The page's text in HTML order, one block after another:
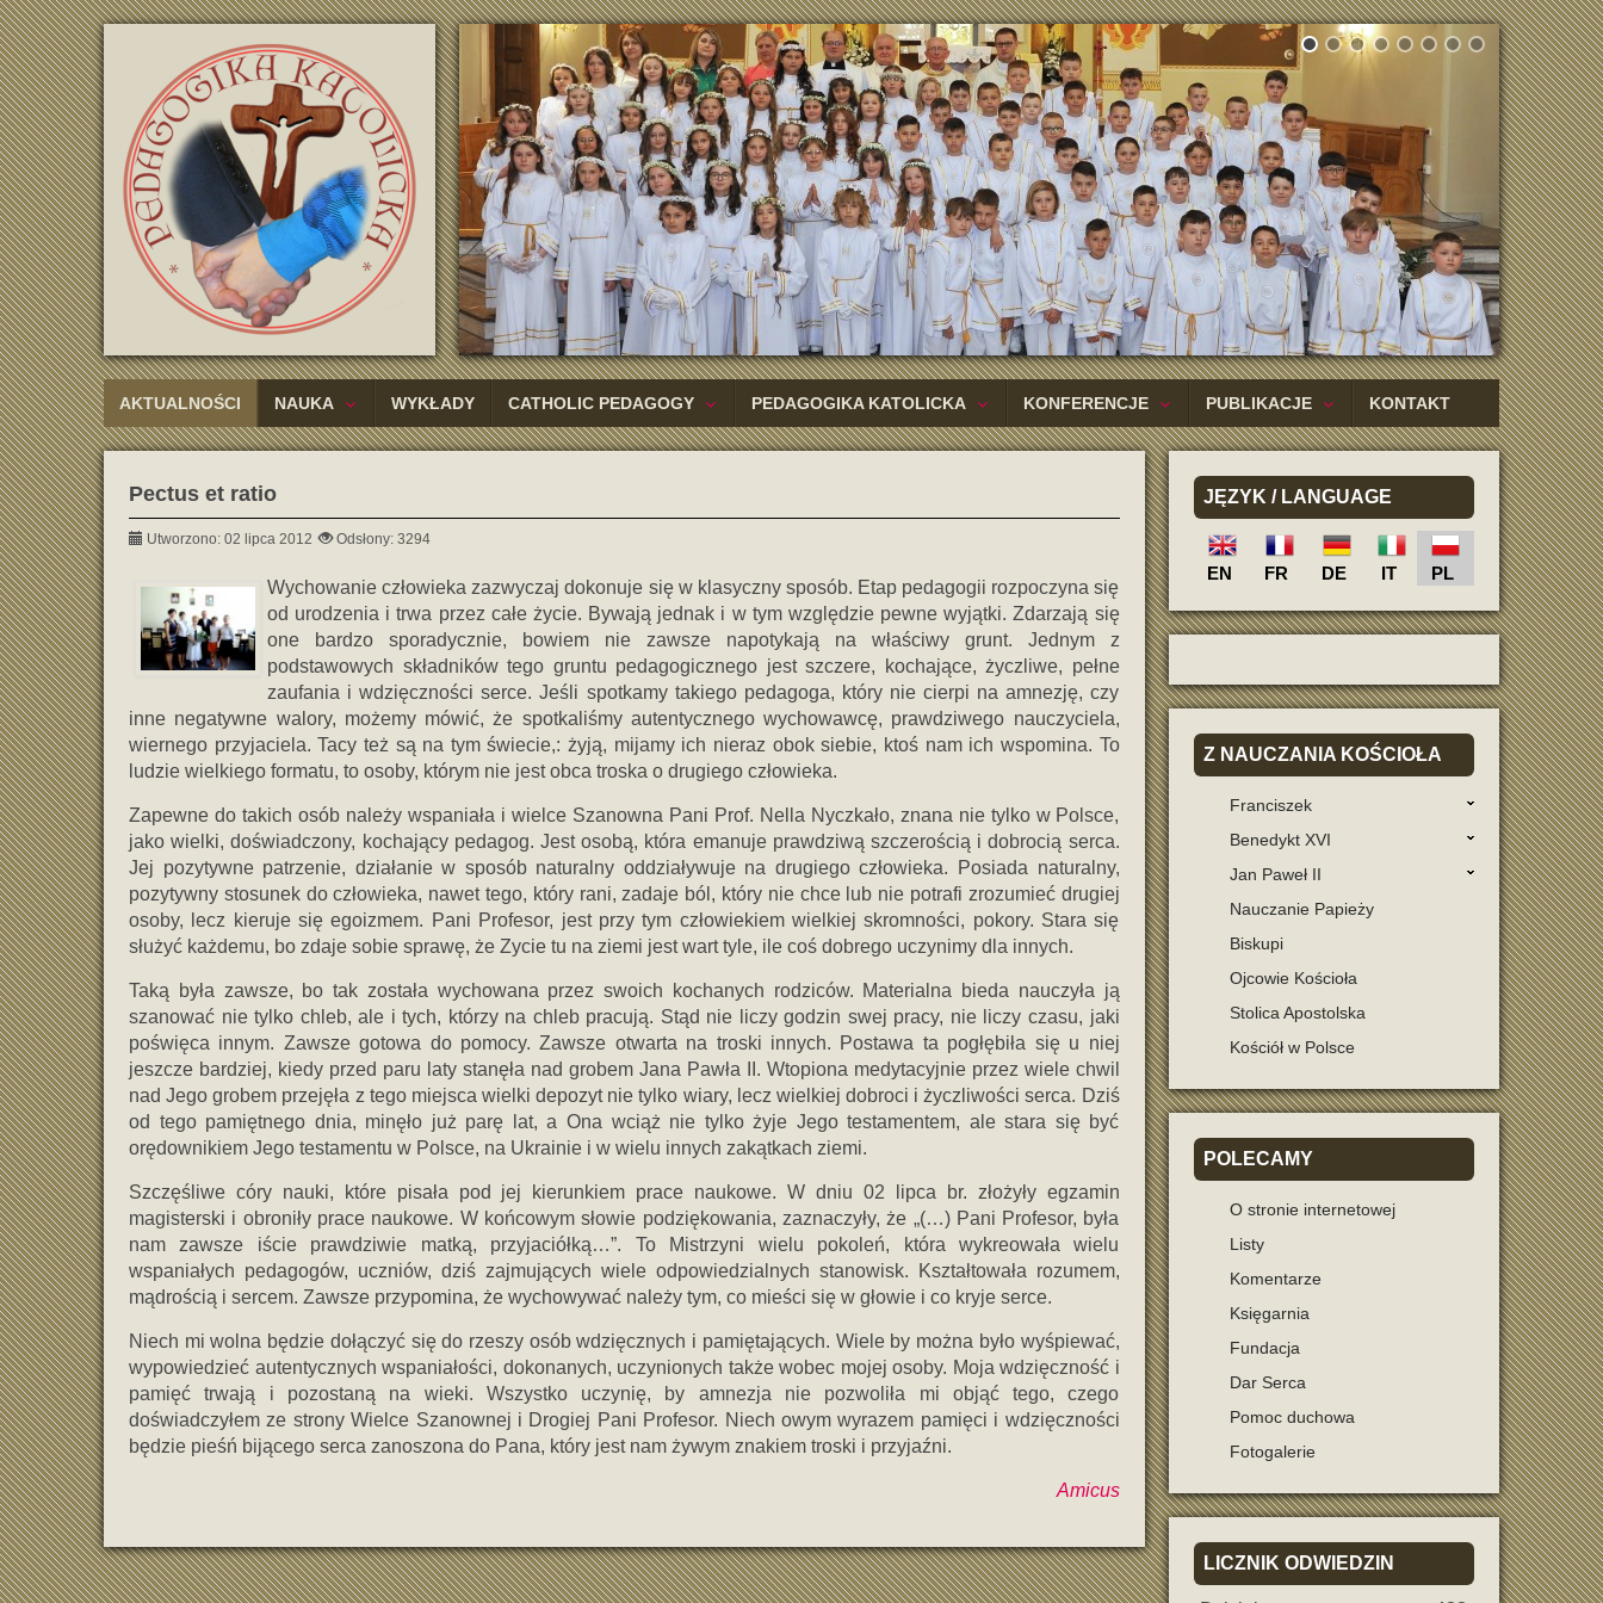
AKTUALNOŚCI NAUKA WYKŁADY CATHOLIC PEDAGOGY PEDAGOGIKA KATOLICKA KONFERENCJE PUBLIKACJE KONTAKT
Pectus et ratio
Utworzono: 02 lipca 2012 Odsłony: 3294
Wychowanie człowieka zazwyczaj dokonuje się w klasyczny sposób. Etap pedagogii rozpoczyna się
od urodzenia i trwa przez całe życie. Bywają jednak i w tym względzie pewne wyjątki. Zdarzają się
one bardzo sporadycznie, bowiem nie zawsze napotykają na właściwy grunt. Jednym z
podstawowych składników tego gruntu pedagogicznego jest szczere, kochające, życzliwe, pełne
zaufania i wdzięczności serce. Jeśli spotkamy takiego pedagoga, który nie cierpi na amnezję, czy
inne negatywne walory, możemy mówić, że spotkaliśmy autentycznego wychowawcę, prawdziwego nauczyciela,
wiernego przyjaciela. Tacy też są na tym świecie,: żyją, mijamy ich nieraz obok siebie, ktoś nam ich wspomina. To
ludzie wielkiego formatu, to osoby, którym nie jest obca troska o drugiego człowieka.
Zapewne do takich osób należy wspaniała i wielce Szanowna Pani Prof. Nella Nyczkało, znana nie tylko w Polsce,
jako wielki, doświadczony, kochający pedagog. Jest osobą, która emanuje prawdziwą szczerością i dobrocią serca.
Jej pozytywne patrzenie, działanie w sposób naturalny oddziaływuje na drugiego człowieka. Posiada naturalny,
pozytywny stosunek do człowieka, nawet tego, który rani, zadaje ból, który nie chce lub nie potrafi zrozumieć drugiej
osoby, lecz kieruje się egoizmem. Pani Profesor, jest przy tym człowiekiem wielkiej skromności, pokory. Stara się
służyć każdemu, bo zdaje sobie sprawę, że Zycie tu na ziemi jest wart tyle, ile coś dobrego uczynimy dla innych.
Taką była zawsze, bo tak została wychowana przez swoich kochanych rodziców. Materialna bieda nauczyła ją
szanować nie tylko chleb, ale i tych, którzy na chleb pracują. Stąd nie liczy godzin swej pracy, nie liczy czasu, jaki
poświęca innym. Zawsze gotowa do pomocy. Zawsze otwarta na troski innych. Postawa ta pogłębiła się u niej
jeszcze bardziej, kiedy przed paru laty stanęła nad grobem Jana Pawła II. Wtopiona medytacyjnie przez wiele chwil
nad Jego grobem przejęła z tego miejsca wielki depozyt nie tylko wiary, lecz wielkiej dobroci i życzliwości serca. Dziś
od tego pamiętnego dnia, minęło już parę lat, a Ona wciąż nie tylko żyje Jego testamentem, ale stara się być
orędownikiem Jego testamentu w Polsce, na Ukrainie i w wielu innych zakątkach ziemi.
Szczęśliwe córy nauki, które pisała pod jej kierunkiem prace naukowe. W dniu 02 lipca br. złożyły egzamin
magisterski i obroniły prace naukowe. W końcowym słowie podziękowania, zaznaczyły, że „(…) Pani Profesor, była
nam zawsze iście prawdziwie matką, przyjaciółką…”. To Mistrzyni wielu pokoleń, która wykreowała wielu
wspaniałych pedagogów, uczniów, dziś zajmujących wiele odpowiedzialnych stanowisk. Kształtowała rozumem,
mądrością i sercem. Zawsze przypomina, że wychowywać należy tym, co mieści się w głowie i co kryje serce.
Niech mi wolna będzie dołączyć się do rzeszy osób wdzięcznych i pamiętających. Wiele by można było wyśpiewać,
wypowiedzieć autentycznych wspaniałości, dokonanych, uczynionych także wobec mojej osoby. Moja wdzięczność i
pamięć trwają i pozostaną na wieki. Wszystko uczynię, by amnezja nie pozwoliła mi objąć tego, czego
doświadczyłem ze strony Wielce Szanownej i Drogiej Pani Profesor. Niech owym wyrazem pamięci i wdzięczności
będzie pieśń bijącego serca zanoszona do Pana, który jest nam żywym znakiem troski i przyjaźni.
Amicus
JĘZYK / LANGUAGE
EN FR DE IT PL
ZNAUCZANIA KOŚCIOŁA
Franciszek
Benedykt XVI
Jan Paweł II
Nauczanie Papieży
Biskupi
Ojcowie Kościoła
Stolica Apostolska
Kościół w Polsce
POLECAMY
O stronie internetowej
Listy
Komentarze
Księgarnia
Fundacja
Dar Serca
Pomoc duchowa
Fotogalerie
LICZNIK ODWIEDZIN